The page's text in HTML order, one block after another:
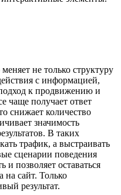
не только структуру
с информацией,
подход к продвижению и
чаще получает ответ
снижает количество
значимость
В таких
трафик, а выстраивать
сценарии поведения
и позволяет оставаться
на сайт. Только
результат.